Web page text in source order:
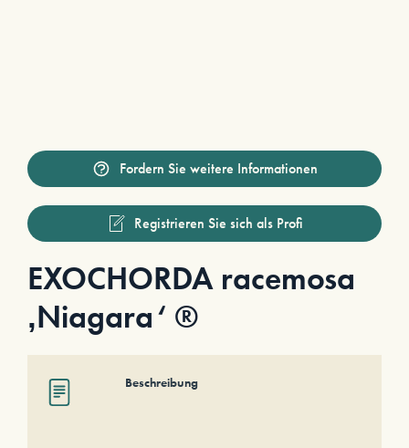
Fordern Sie weitere Informationen
Registrieren Sie sich als Profi
EXOCHORDA racemosa
‚Niagara‘ ®
Beschreibung